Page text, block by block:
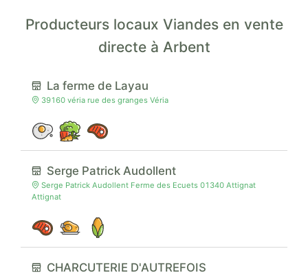
Producteurs locaux Viandes en vente
directe à Arbent
La ferme de Layau
39160 véria rue des granges Véria
Serge Patrick Audollent
Serge Patrick Audollent Ferme des Ecuets 01340 Attignat
Attignat
CHARCUTERIE D'AUTREFOIS